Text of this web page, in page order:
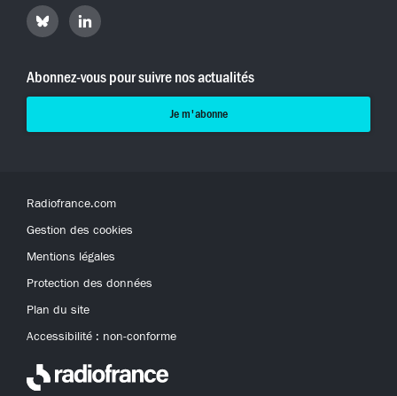
Retrouvez
Hyperradio
Bluesky
Retrouvez
Hyperradio
LinkedIn
Abonnez-vous pour suivre nos actualités
Je m'abonne
Radiofrance.com
Gestion des cookies
Mentions légales
Protection des données
Plan du site
Accessibilité : non-conforme